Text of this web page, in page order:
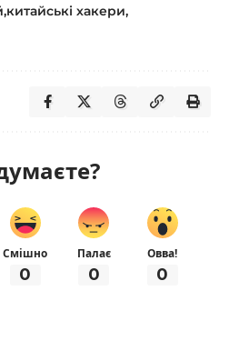
китайські хакери
Смішно
0
Палає
0
Овва!
0